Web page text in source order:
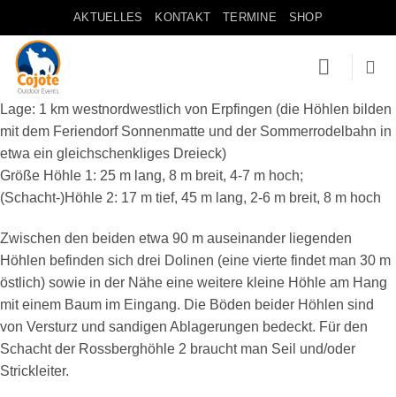
Inhalt
springen
AKTUELLES KONTAKT TERMINE SHOP
Lage: 1 km westnordwestlich von Erpfingen (die Höhlen bilden
mit dem Feriendorf Sonnenmatte und der Sommerrodelbahn in
etwa ein gleichschenkliges Dreieck)
Größe Höhle 1: 25 m lang, 8 m breit, 4-7 m hoch;
(Schacht-)Höhle 2: 17 m tief, 45 m lang, 2-6 m breit, 8 m hoch
Zwischen den beiden etwa 90 m auseinander liegenden
Höhlen befinden sich drei Dolinen (eine vierte findet man 30 m
östlich) sowie in der Nähe eine weitere kleine Höhle am Hang
mit einem Baum im Eingang. Die Böden beider Höhlen sind
von Versturz und sandigen Ablagerungen bedeckt. Für den
Schacht der Rossberghöhle 2 braucht man Seil und/oder
Strickleiter.